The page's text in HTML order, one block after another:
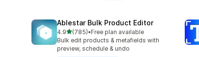
Ablestar Bulk Product Editor
4.9별 5개 중
(785)
총 리뷰 785개
•Free plan available
Bulk edit products & metafields with
preview, schedule & undo